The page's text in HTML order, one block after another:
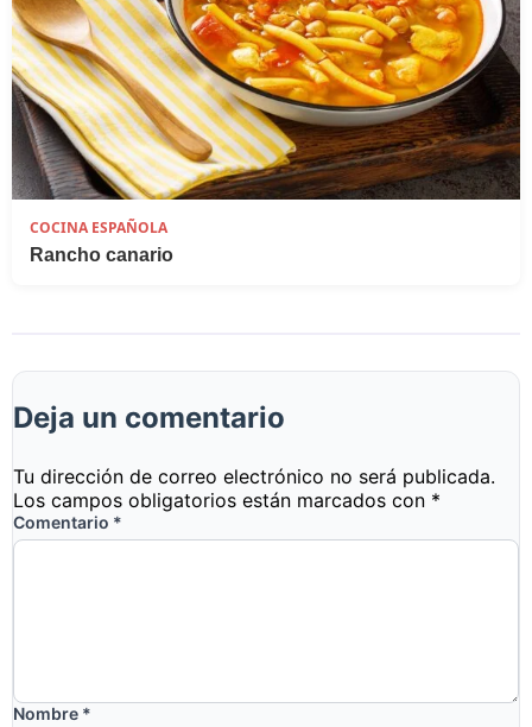
COCINA ESPAÑOLA
Rancho canario
Deja un comentario
Tu dirección de correo electrónico no será publicada.
Los campos obligatorios están marcados con *
Comentario *
Nombre *